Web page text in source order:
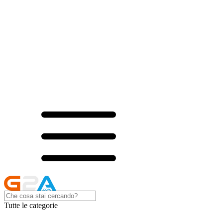
Tutte le categorie